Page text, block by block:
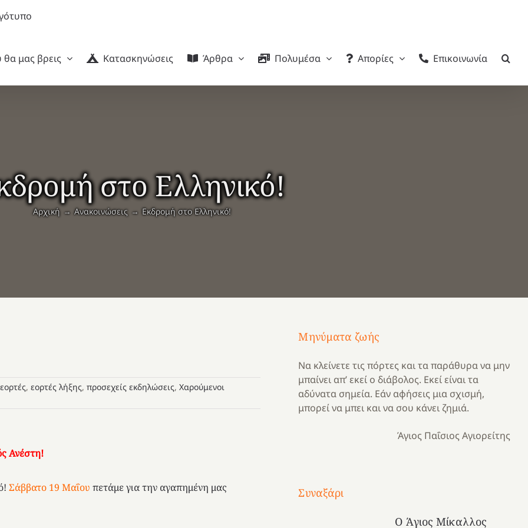
μας βρεις
Κατασκηνώσεις Άρθρα Πολυμέσα Απορίες Επικοινωνία
στο Ελληνικό!
Αρχική Ανακοινώσεις Εκδρομή στο Ελληνικό!
εορτές, εορτές λήξης, προσεχείς εκδηλώσεις, Χαρούμενοι
Ανέστη!
Σάββατο 19 Μαΐου πετάμε για την αγαπημένη μας
Μηνύματα ζωής
Να κλείνετε τις πόρτες και τα παράθυρα να μην
μπαίνει απ’ εκεί ο διάβολος. Εκεί είναι τα
αδύνατα σημεία. Εάν αφήσεις μια σχισμή,
μπορεί να μπει και να σου κάνει ζημιά.
Άγιος Παΐσιος Αγιορείτης
Συναξάρι
Ο Άγιος Μίκαλλος
Μια
και
Κατασκηνωτικές